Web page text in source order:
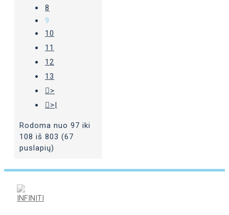
8
9
10
11
12
13
>
>|
Rodoma nuo 97 iki
108 iš 803 (67
puslapių)